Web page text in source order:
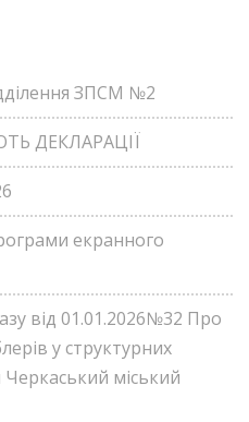
ЗПСМ №2
ДЕКЛАРАЦІЇ
екранного
від 01.01.2026№32 Про
у структурних
міський